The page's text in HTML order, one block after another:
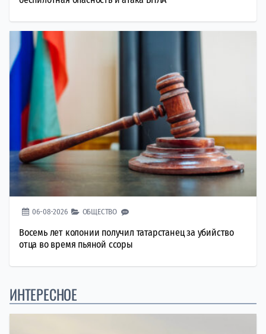
06-08-2026 ОБЩЕСТВО
Восемь лет колонии получил татарстанец за убийство
отца во время пьяной ссоры
ИНТЕРЕСНОЕ